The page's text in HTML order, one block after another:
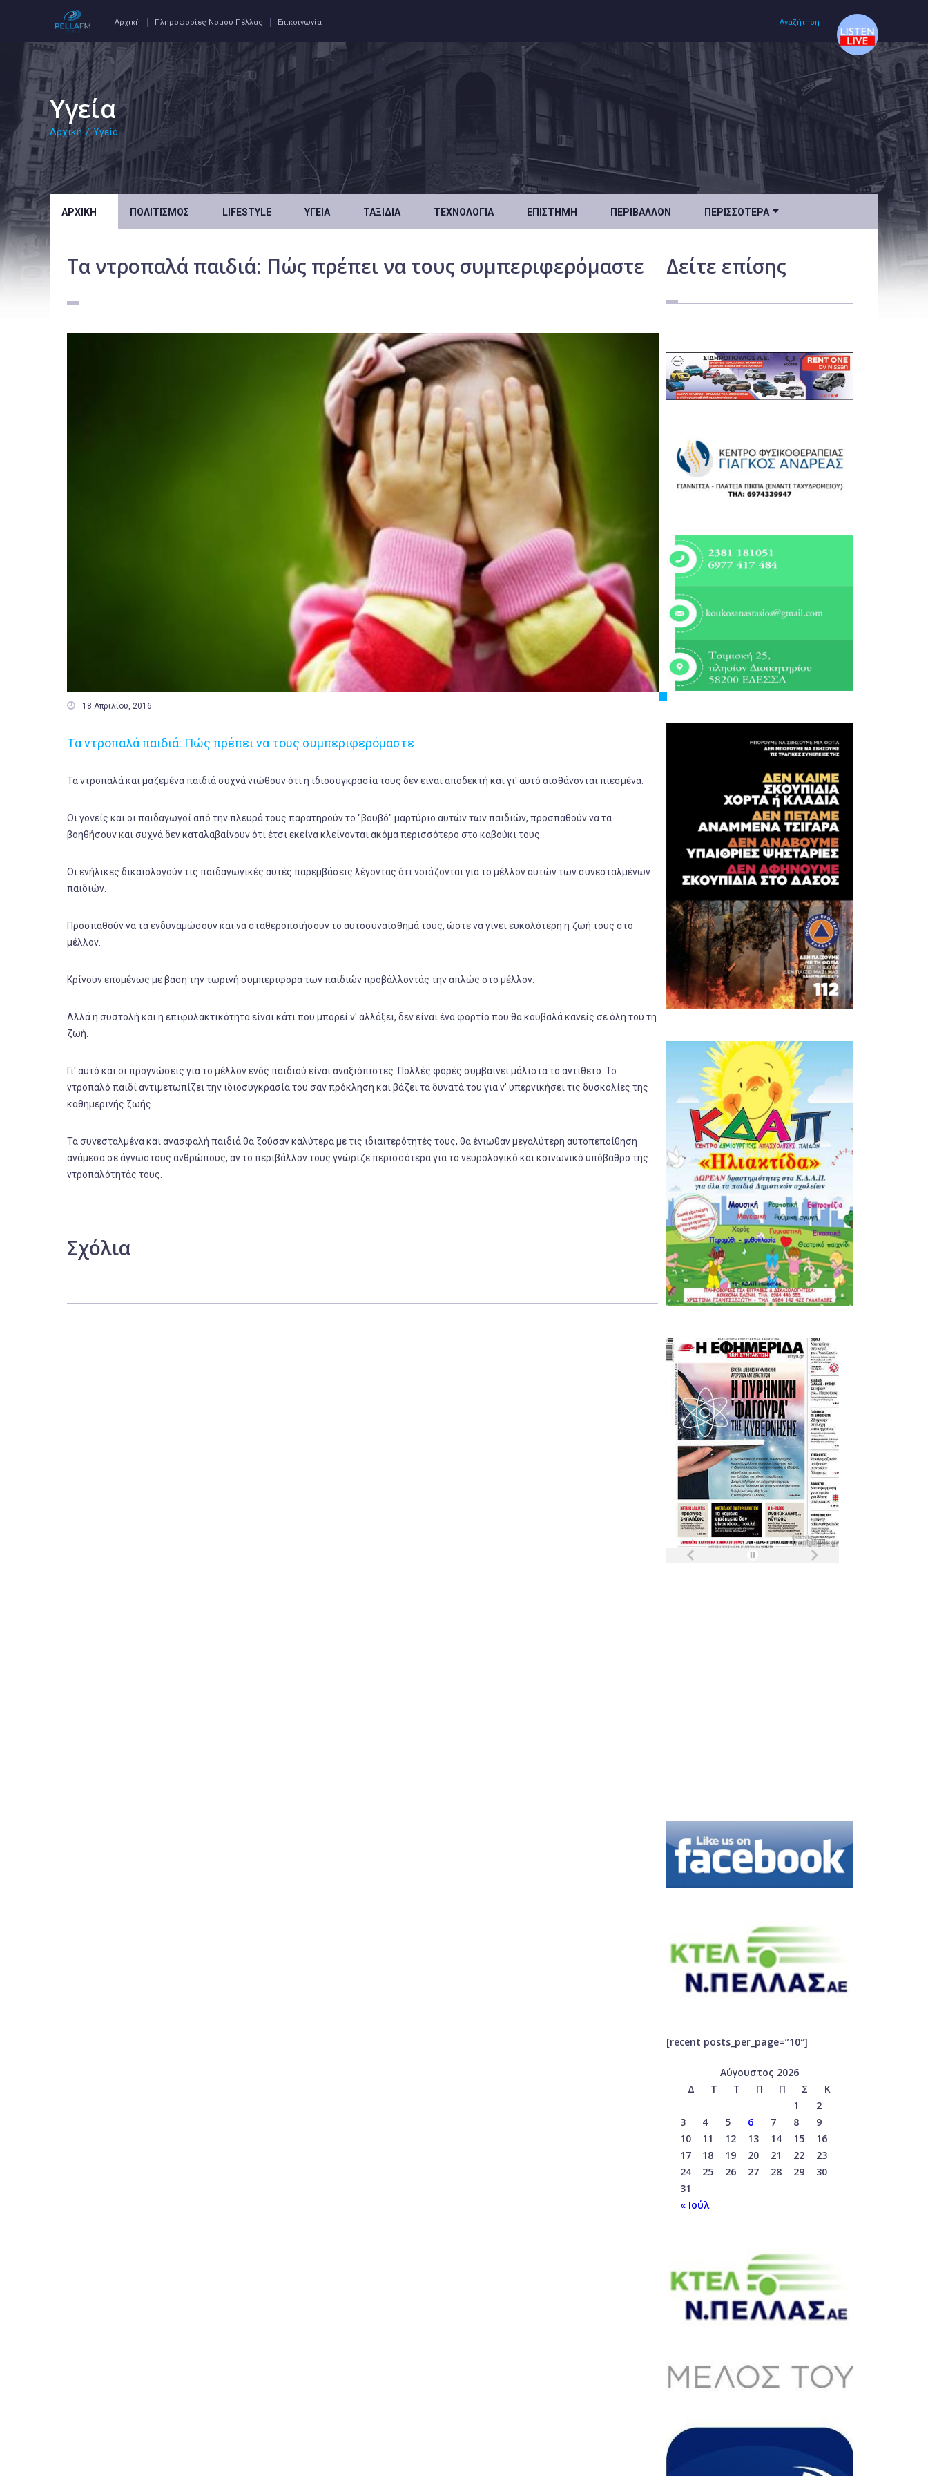
Αρχική Πληροφορίες Νομού Πέλλας Επικοινωνία Αναζήτηση
Υγεία
Αρχική / Υγεία
ΑΡΧΙΚΉ ΠΟΛΙΤΙΣΜΌΣ LIFESTYLE ΥΓΕΊΑ ΤΑΞΊΔΙΑ ΤΕΧΝΟΛΟΓΊΑ ΕΠΙΣΤΉΜΗ ΠΕΡΙΒΆΛΛΟΝ ΠΕΡΙΣΣΌΤΕΡΑ 
Tα ντροπαλά παιδιά: Πώς πρέπει να τους συμπεριφερόμαστε
 18 Απριλίου, 2016
Tα ντροπαλά παιδιά: Πώς πρέπει να τους συμπεριφερόμαστε
Τα ντροπαλά και μαζεμένα παιδιά συχνά νιώθουν ότι η ιδιοσυγκρασία τους δεν είναι αποδεκτή και γι' αυτό αισθάνονται πιεσμένα.
Οι γονείς και οι παιδαγωγοί από την πλευρά τους παρατηρούν το "βουβό" μαρτύριο αυτών των παιδιών, προσπαθούν να τα
βοηθήσουν και συχνά δεν καταλαβαίνουν ότι έτσι εκείνα κλείνονται ακόμα περισσότερο στο καβούκι τους.
Οι ενήλικες δικαιολογούν τις παιδαγωγικές αυτές παρεμβάσεις λέγοντας ότι νοιάζονται για το μέλλον αυτών των συνεσταλμένων
παιδιών.
Προσπαθούν να τα ενδυναμώσουν και να σταθεροποιήσουν το αυτοσυναίσθημά τους, ώστε να γίνει ευκολότερη η ζωή τους στο
μέλλον.
Κρίνουν επομένως με βάση την τωρινή συμπεριφορά των παιδιών προβάλλοντάς την απλώς στο μέλλον.
Αλλά η συστολή και η επιφυλακτικότητα είναι κάτι που μπορεί ν' αλλάξει, δεν είναι ένα φορτίο που θα κουβαλά κανείς σε όλη του τη
ζωή.
Γι' αυτό και οι προγνώσεις για το μέλλον ενός παιδιού είναι αναξιόπιστες. Πολλές φορές συμβαίνει μάλιστα το αντίθετο: Το
ντροπαλό παιδί αντιμετωπίζει την ιδιοσυγκρασία του σαν πρόκληση και βάζει τα δυνατά του για ν' υπερνικήσει τις δυσκολίες της
καθημερινής ζωής.
Τα συνεσταλμένα και ανασφαλή παιδιά θα ζούσαν καλύτερα με τις ιδιαιτερότητές τους, θα ένιωθαν μεγαλύτερη αυτοπεποίθηση
ανάμεσα σε άγνωστους ανθρώπους, αν το περιβάλλον τους γνώριζε περισσότερα για το νευρολογικό και κοινωνικό υπόβαθρο της
ντροπαλότητάς τους.
Σχόλια
Δείτε επίσης
[recent posts_per_page=”10″]
Αύγουστος 2026
Δ
Τ Τ Π Π Σ
Κ
1
2
3
4 5 6 7 8
9
10
11 12 13 14 15
16
17
18 19 20 21 22
23
24
25 26 27 28 29
30
31
« Ιούλ
Αρχική
Πολιτισμός
Υγεία
Ταξίδια
Επιστήμη
Περιβάλλον
Κόσμος
Τοπικά
Πολιτική
Αθλητικά